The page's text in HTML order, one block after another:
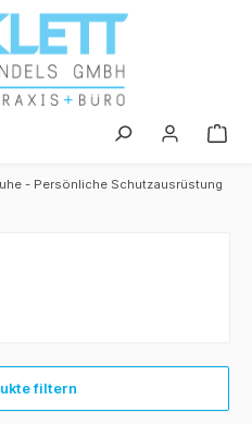
- Persönliche Schutzausrüstung
filtern